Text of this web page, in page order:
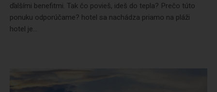
ďalšími benefitmi. Tak čo povieš, ideš do tepla? Prečo túto
ponuku odporúčame? hotel sa nachádza priamo na pláži
hotel je...